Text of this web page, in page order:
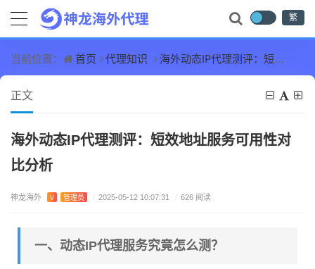
繁
当前位置： 首页 代理知识 海外动态IP代理测评：短效地址服务可用性对比分析
正文
海外动态IP代理测评：短效地址服务可用性对
比分析
神龙海外 V 管理员 / 2025-05-12 10:07:31 / 626 阅读
一、动态IP代理服务究竟怎么测？